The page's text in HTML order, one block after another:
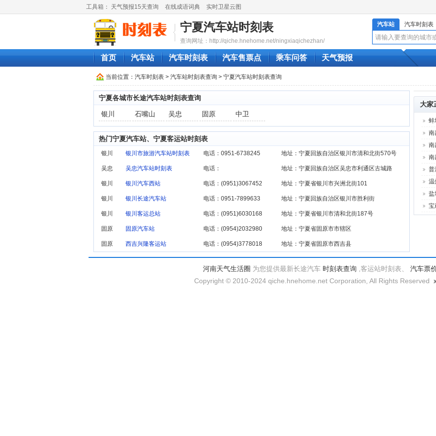
工具箱： 天气预报15天查询 在线成语词典 实时卫星云图
宁夏汽车站时刻表
查询网址：http://qiche.hnehome.net/ningxiaqichezhan/
汽车站 汽车时刻表
首页 汽车站 汽车时刻表 汽车售票点 乘车问答 天气预报
当前位置： 汽车时刻表 > 汽车站时刻表查询 > 宁夏汽车站时刻表查询
宁夏各城市长途汽车站时刻表查询
银川 石嘴山 吴忠 固原 中卫
热门宁夏汽车站、宁夏客运站时刻表
银川 银川市旅游汽车站时刻表 电话：0951-6738245 地址：宁夏回族自治区银川市清和北街‎570号
吴忠 吴忠汽车站时刻表 电话： 地址：宁夏回族自治区吴忠市利通区古城路‎
银川 银川汽车西站 电话：(0951)3067452 地址：宁夏省银川市兴洲北街101
银川 银川长途汽车站 电话：0951-7899633 地址：宁夏回族自治区银川市胜利街‎
银川 银川客运总站 电话：(0951)6030168 地址：宁夏省银川市清和北街187号
固原 固原汽车站 电话：(0954)2032980 地址：宁夏省固原市市辖区
固原 西吉兴隆客运站 电话：(0954)3778018 地址：宁夏省固原市西吉县
大家
蚌
南
南
南
普
温
盐
宝
河南天气生活圈 为您提供最新长途汽车 时刻表查询 ,客运站时刻表、
汽车票
Copyright © 2010-2024 qiche.hnehome.net Corporation, All Rights Reserved